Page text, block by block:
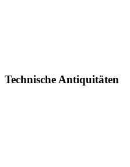
Technische Antiquitäten